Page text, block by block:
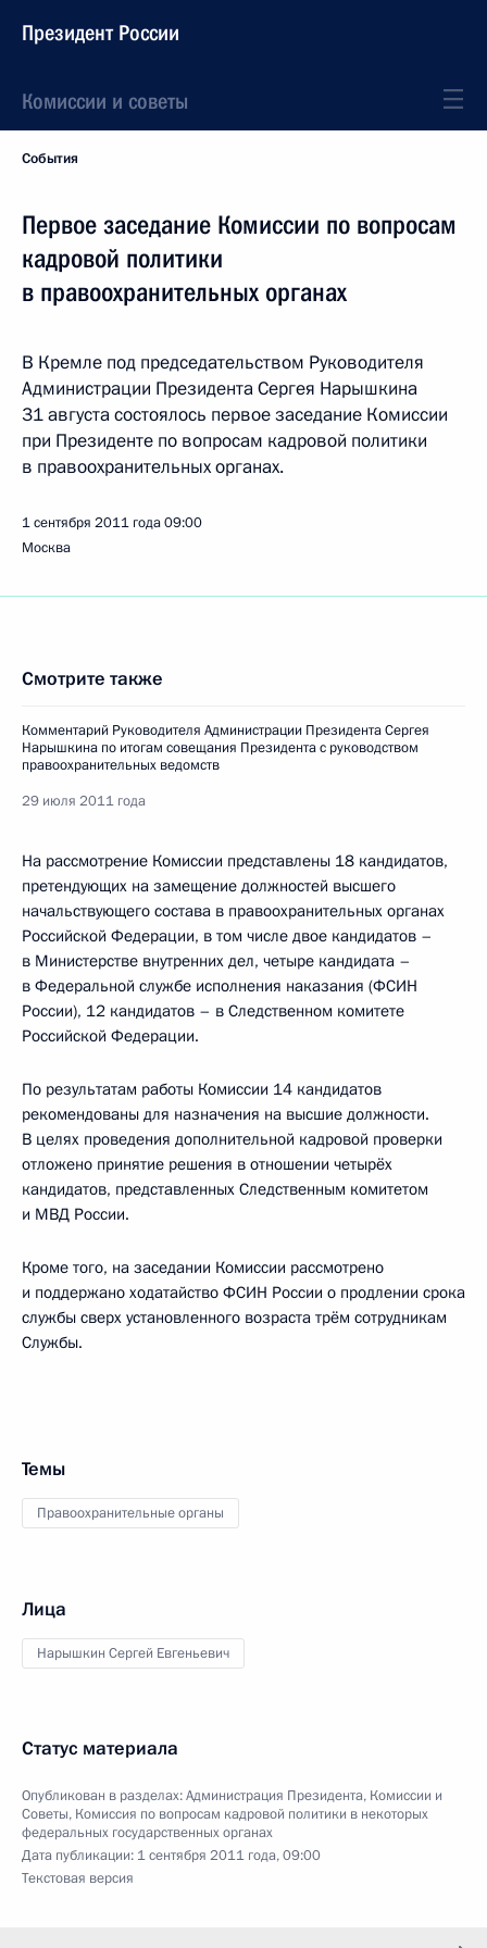
Президент России
Комиссии и советы
События
Первое заседание Комиссии по вопросам
кадровой политики
в правоохранительных органах
В Кремле под председательством Руководителя
Администрации Президента Сергея Нарышкина
31 августа состоялось первое заседание Комиссии
при Президенте по вопросам кадровой политики
в правоохранительных органах.
1 сентября 2011 года09:00
Москва
Смотрите также
Комментарий Руководителя Администрации Президента Сергея
Нарышкина по итогам совещания Президента с руководством
правоохранительных ведомств
29 июля 2011 года
На рассмотрение Комиссии представлены 18 кандидатов,
претендующих на замещение должностей высшего
начальствующего состава в правоохранительных органах
Российской Федерации, в том числе двое кандидатов –
в Министерстве внутренних дел, четыре кандидата –
в Федеральной службе исполнения наказания (ФСИН
России), 12 кандидатов – в Следственном комитете
Российской Федерации.
По результатам работы Комиссии 14 кандидатов
рекомендованы для назначения на высшие должности.
В целях проведения дополнительной кадровой проверки
отложено принятие решения в отношении четырёх
кандидатов, представленных Следственным комитетом
и МВД России.
Кроме того, на заседании Комиссии рассмотрено
и поддержано ходатайство ФСИН России о продлении срока
службы сверх установленного возраста трём сотрудникам
Службы.
Темы
Правоохранительные органы
Лица
Нарышкин Сергей Евгеньевич
Статус материала
Опубликован в разделах:Администрация Президента, Комиссии и
Советы, Комиссия по вопросам кадровой политики в некоторых
федеральных государственных органах
Дата публикации: 1 сентября 2011 года, 09:00
Текстовая версия